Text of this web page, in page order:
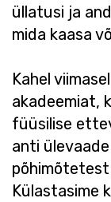
üllatusi ja
mida kaasa
Kahel
akadeemiat,
füüsilise
anti
Külastasime